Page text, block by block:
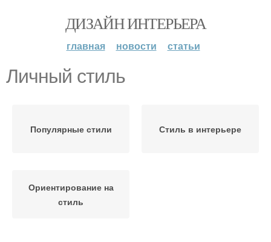
ДИЗАЙН ИНТЕРЬЕРА
главная новости статьи
Личный стиль
Популярные стили Стиль в интерьере
Ориентирование на
стиль